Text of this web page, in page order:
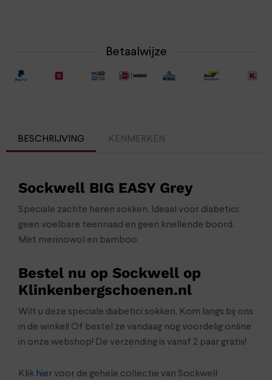
Betaalwijze
BESCHRIJVING KENMERKEN
Sockwell BIG EASY Grey
Speciale zachte heren sokken. Ideaal voor diabetici:
geen voelbare teennaad en geen knellende boord.
Met merinowol en bamboo.
Bestel nu op Sockwell op
Klinkenbergschoenen.nl
Wilt u deze speciale diabetici sokken, Kom langs bij ons
in de winkel! Of bestel ze vandaag nog voordelig online
in onze webshop! De verzending is vanaf 2 paar gratis!
Klik hiervoor de gehele collectie van Sockwell